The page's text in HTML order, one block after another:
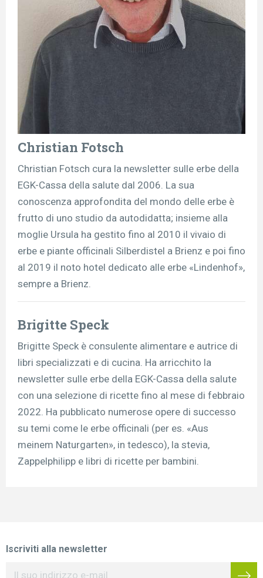
Christian Fotsch
Christian Fotsch cura la newsletter sulle erbe della
EGK-Cassa della salute dal 2006. La sua
conoscenza approfondita del mondo delle erbe è
frutto di uno studio da autodidatta; insieme alla
moglie Ursula ha gestito fino al 2010 il vivaio di
erbe e piante officinali Silberdistel a Brienz e poi fino
al 2019 il noto hotel dedicato alle erbe «Lindenhof»,
sempre a Brienz.
Brigitte Speck
Brigitte Speck è consulente alimentare e autrice di
libri specializzati e di cucina. Ha arricchito la
newsletter sulle erbe della EGK-Cassa della salute
con una selezione di ricette fino al mese di febbraio
2022. Ha pubblicato numerose opere di successo
su temi come le erbe officinali (per es. «Aus
meinem Naturgarten», in tedesco), la stevia,
Zappelphilipp e libri di ricette per bambini.
Iscriviti alla newsletter